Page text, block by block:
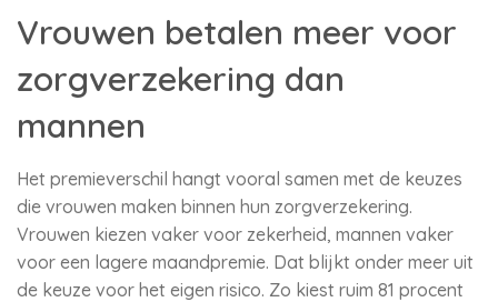
Vrouwen betalen meer voor
zorgverzekering dan
mannen
Het premieverschil hangt vooral samen met de keuzes
die vrouwen maken binnen hun zorgverzekering.
Vrouwen kiezen vaker voor zekerheid, mannen vaker
voor een lagere maandpremie. Dat blijkt onder meer uit
de keuze voor het eigen risico. Zo kiest ruim 81 procent